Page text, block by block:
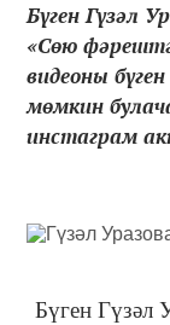
Бүген Гүзәл
«Сөю
видеоны
мөмкин
инстаграм
Бүген Гүзәл